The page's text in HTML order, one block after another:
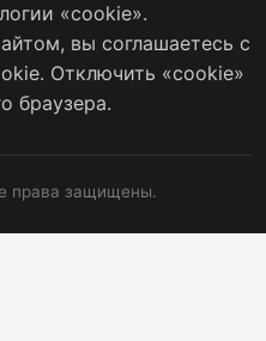
«cookie».
вы соглашаетесь с
Отключить «cookie»
браузера.
права защищены.